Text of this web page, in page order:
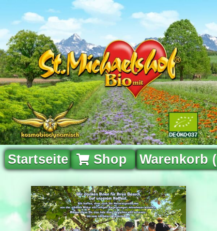
Startseite Shop Warenkorb